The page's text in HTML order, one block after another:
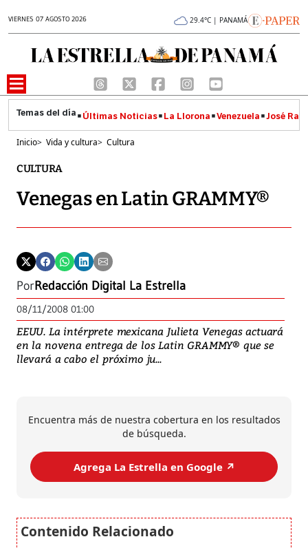
VIERNES 07 AGOSTO 2026 29.4°C | PANAMÁ
Últimas Noticias La Llorona Venezuela José
Inicio> Vida y cultura> Cultura
CULTURA
Venegas en Latin GRAMMY®
PorRedacción Digital La Estrella
08/11/2008 01:00
EEUU. La intérprete mexicana Julieta Venegas actuará
en la novena entrega de los Latin GRAMMY® que se
llevará a cabo el próximo ju...
Encuentra más de nuestra cobertura en los resultados
de búsqueda.
Agrega La Estrella en Google ↗️